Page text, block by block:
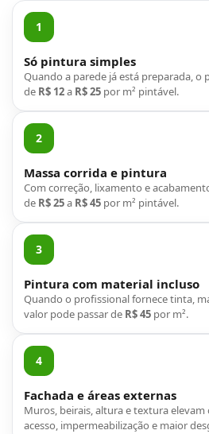
1
Só pintura simples
Quando a parede já está preparada, o
de R$ 12a R$ 25 por m² pintável.
2
Massa corrida e pintura
Com correção, lixamento e
de R$ 25a R$ 45 por m² pintável.
3
Pintura com material incluso
Quando o profissional fornece tinta,
valor pode passar de R$ 45 por m².
4
Fachada e áreas externas
Muros, beirais, altura e textura elevam
acesso, impermeabilização e maior